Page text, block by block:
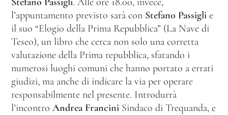
l’appuntamento previsto sarà con Stefano Passigli e
il suo “Elogio della Prima Repubblica” (La Nave di
Teseo), un libro che cerca non solo una corretta
valutazione della Prima repubblica, sfatando i
numerosi luoghi comuni che hanno portato a errati
giudizi, ma anche di indicare la via per operare
responsabilmente nel presente. Introdurrà
l’incontro Andrea Francini Sindaco di Trequanda, e